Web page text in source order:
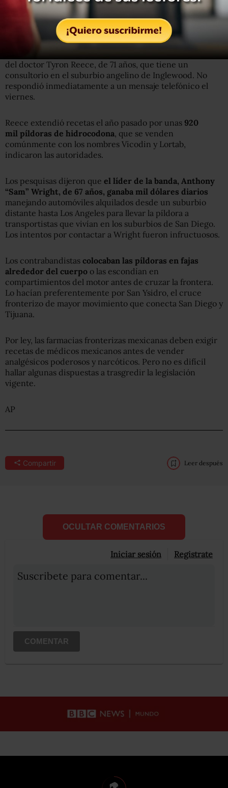
Los investigadores dicen que la banda de San Diego es la
primera que detectan contrabandeando drogas a
México
La investigación de 17 meses llevó al arresto esta semana
del doctor Tyron Reece, de 71 años, que tiene un
consultorio en el suburbio angelino de Inglewood. No
respondió inmediatamente a un mensaje telefónico el
viernes.
Reece extendió recetas el año pasado por unas 920
mil píldoras de hidrocodona , que se venden
comúnmente con los nombres Vicodin y Lortab,
indicaron las autoridades.
Los pesquisas dijeron que el líder de la banda, Anthony
“Sam” Wright, de 67 años, ganaba mil dólares diarios
manejando automóviles alquilados desde un suburbio
distante hasta Los Angeles para llevar la píldora a
transportistas que vivían en los suburbios de San Diego.
Los intentos por contactar a Wright fueron infructuosos.
Los contrabandistas colocaban las píldoras en fajas
alrededor del cuerpo o las escondían en
compartimientos del motor antes de cruzar la frontera.
Lo hacían preferentemente por San Ysidro, el cruce
fronterizo de mayor movimiento que conecta San Diego y
Tijuana.
Por ley, las farmacias fronterizas mexicanas deben exigir
recetas de médicos mexicanos antes de vender
analgésicos poderosos y narcóticos. Pero no es difícil
hallar algunas dispuestas a trasgredir la legislación
vigente.
AP
Compartir Leer después
OCULTAR COMENTARIOS
Iniciar sesión Registrate
Suscribete para comentar...
COMENTAR